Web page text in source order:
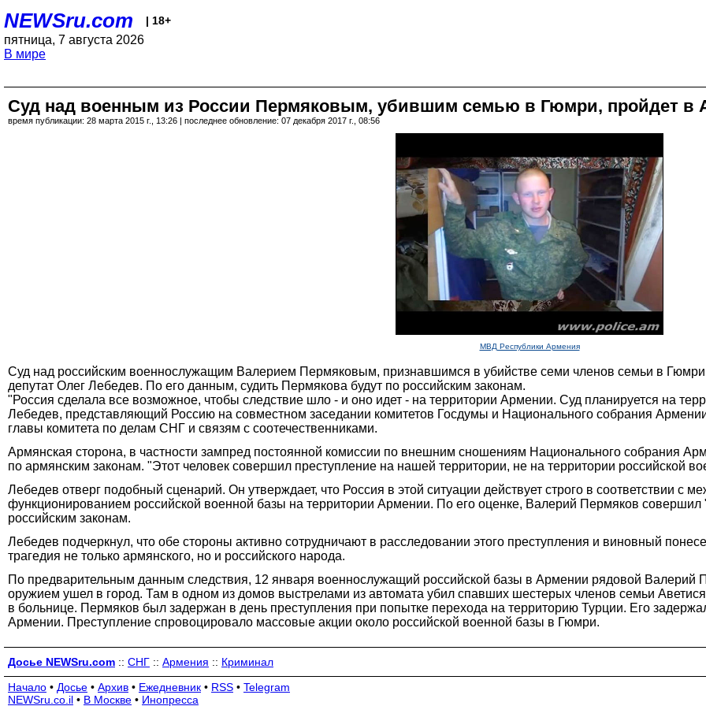
NEWSru.com | 18+
пятница, 7 августа 2026
В мире
Суд над военным из России Пермяковым, убившим семью в Гюмри, пройдет в
время публикации: 28 марта 2015 г., 13:26 | последнее обновление: 07 декабря 2017 г., 08:56
МВД Республики Армения
Суд над российским военнослужащим Валерием Пермяковым, признавшимся в убийстве семи членов семьи в
депутат Олег Лебедев. По его данным, судить Пермякова будут по российским законам.
"Россия сделала все возможное, чтобы следствие шло - и оно идет - на территории Армении. Суд планируется на
Лебедев, представляющий Россию на совместном заседании комитетов Госдумы и Национального собрания
главы комитета по делам СНГ и связям с соотечественниками.
Армянская сторона, в частности зампред постоянной комиссии по внешним сношениям Национального собрания
по армянским законам. "Этот человек совершил преступление на нашей территории, не на территории российской
Лебедев отверг подобный сценарий. Он утверждает, что Россия в этой ситуации действует строго в соответствии с
функционированием российской военной базы на территории Армении. По его оценке, Валерий Пермяков совершил
российским законам.
Лебедев подчеркнул, что обе стороны активно сотрудничают в расследовании этого преступления и виновный
трагедия не только армянского, но и российского народа.
По предварительным данным следствия, 12 января военнослужащий российской базы в Армении рядовой Валерий
оружием ушел в город. Там в одном из домов выстрелами из автомата убил спавших шестерых членов семьи
в больнице. Пермяков был задержан в день преступления при попытке перехода на территорию Турции. Его
Армении. Преступление спровоцировало массовые акции около российской военной базы в Гюмри.
Досье NEWSru.com :: СНГ :: Армения :: Криминал
Начало • Досье • Архив • Ежедневник • RSS • Telegram
NEWSru.co.il • В Москве • Инопресса